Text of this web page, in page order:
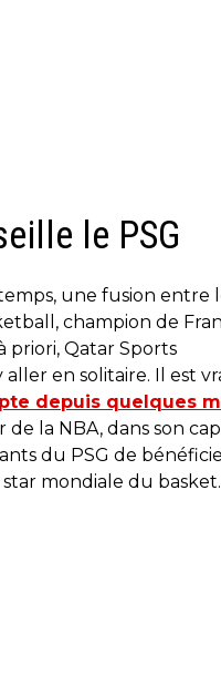
le PSG
une fusion entre
champion de
priori, Qatar Sports
en solitaire. Il est
depuis quelques
de la NBA, dans son
du PSG de
star mondiale du basket.